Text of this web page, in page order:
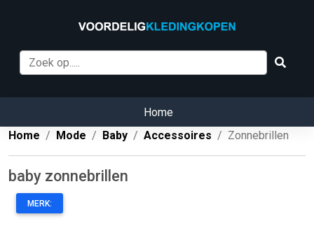
Home
Home
Mode Baby Accessoires Zonnebrillen
baby zonnebrillen
MERK: